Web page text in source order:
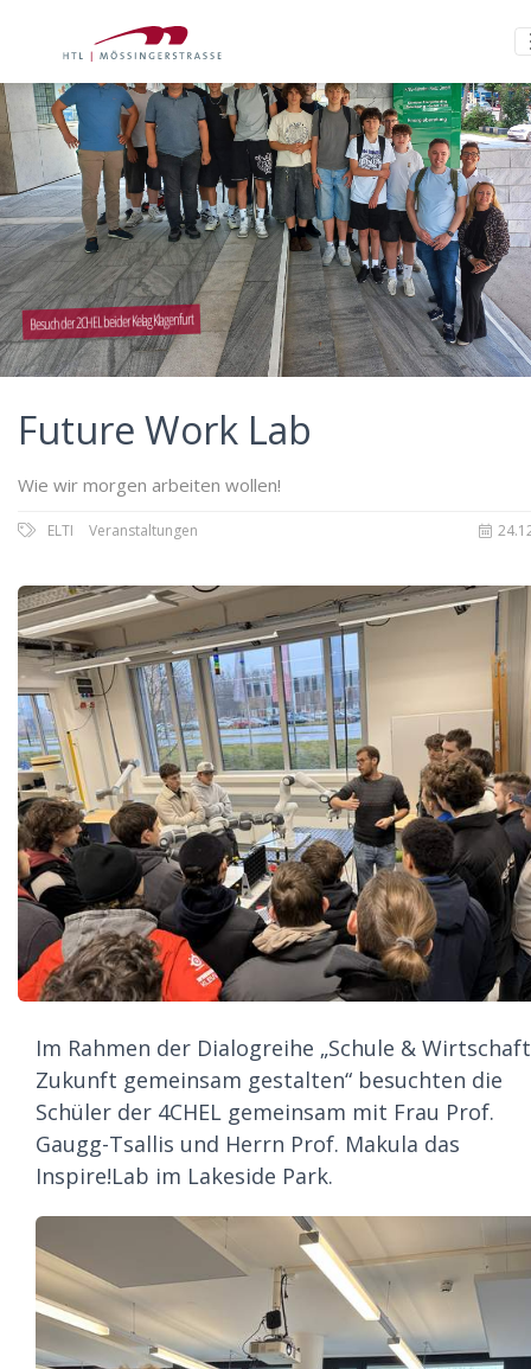
Besuch der 2CHEL bei der Kelag Klagenfurt
Future Work Lab
Wie wir morgen arbeiten wollen!
ELTI Veranstaltungen
Im Rahmen der Dialogreihe „Schule &
Zukunft gemeinsam gestalten“ besuchten die
Schüler der 4CHEL gemeinsam mit Frau Prof.
Gaugg-Tsallis und Herrn Prof. Makula das
Inspire!Lab im Lakeside Park.